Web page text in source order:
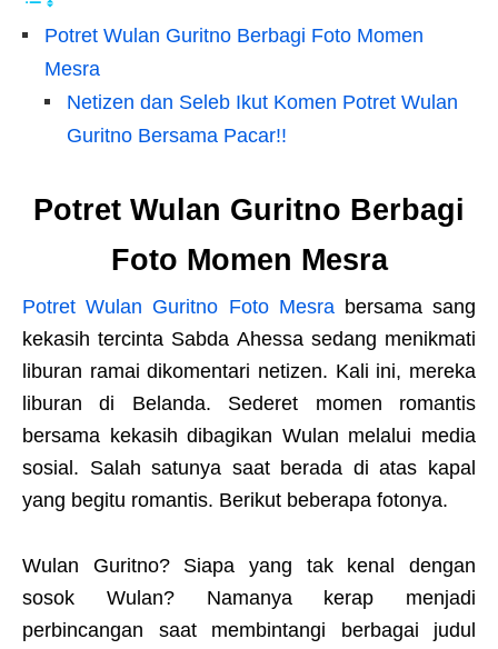
Potret Wulan Guritno Berbagi Foto Momen
Mesra
Netizen dan Seleb Ikut Komen Potret Wulan
Guritno Bersama Pacar!!
Potret Wulan Guritno Berbagi
Foto Momen Mesra
Potret Wulan Guritno Foto Mesrabersama sang
kekasih tercinta Sabda Ahessa sedang menikmati
liburan ramai dikomentari netizen. Kali ini, mereka
liburan di Belanda. Sederet momen romantis
bersama kekasih dibagikan Wulan melalui media
sosial. Salah satunya saat berada di atas kapal
yang begitu romantis. Berikut beberapa fotonya.
Wulan Guritno? Siapa yang tak kenal dengan
sosok Wulan? Namanya kerap menjadi
perbincangan saat membintangi berbagai judul